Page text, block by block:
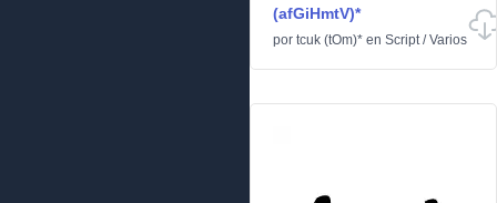
(afGiHmtV)*
por tcuk (tOm)* en Script/Varios